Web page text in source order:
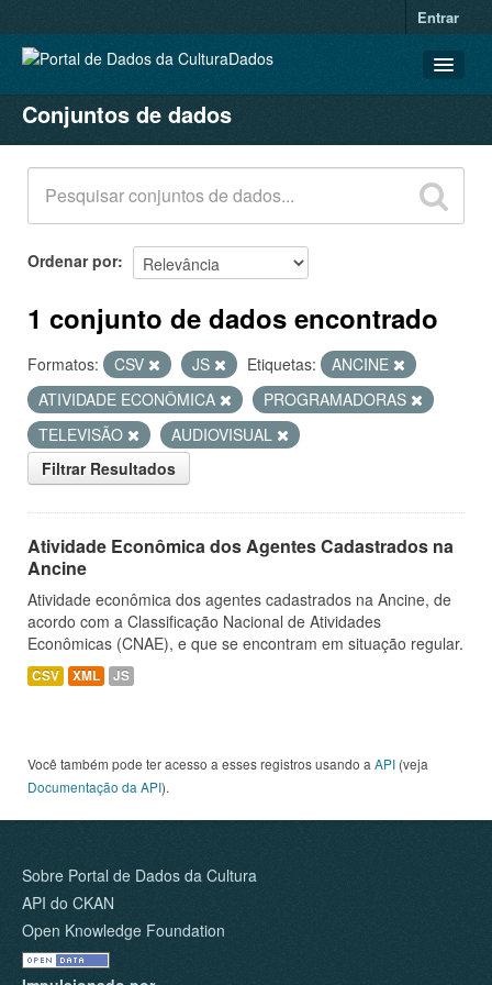
Entrar
CONJUNTOS DE DADOS
ORGANIZAÇÕES
GRUPOS
SOBRE
Conjuntos de dados
Ordenar por
1 conjunto de dados encontrado
Formatos: CSV JS Etiquetas:
ANCINE
ATIVIDADE ECONÔMICA
PROGRAMADORAS
TELEVISÃO
AUDIOVISUAL
Filtrar Resultados
Atividade Econômica dos Agentes Cadastrados na
Ancine
Atividade econômica dos agentes cadastrados na Ancine, de
acordo com a Classificação Nacional de Atividades
Econômicas (CNAE), e que se encontram em situação regular.
CSV XML JS
Você também pode ter acesso a esses registros usando a API (veja
Documentação da API).
Sobre Portal de Dados da Cultura
API do CKAN
Open Knowledge Foundation